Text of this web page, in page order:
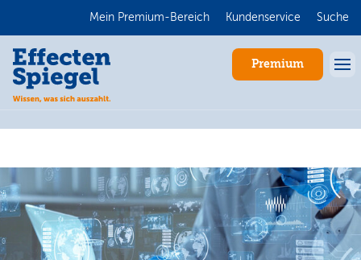
Mein Premium-Bereich Kundenservice Suche
Premium